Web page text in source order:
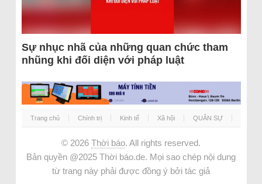
Sự nhục nhã của những quan chức tham
nhũng khi đối diện với pháp luật
Trang chủ Chính trị Kinh tế Xã hội QUÂN SỰ
© 2026 Thời báo. All rights reserved.
Bản quyền @2025 Thời báo.de. Mọi sao chép nội dung
từ trang này phải được đồng ý bởi tác giả